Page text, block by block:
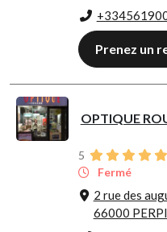
Prenez un
OPTIQUE
5
Fermé
2 rue des
66000